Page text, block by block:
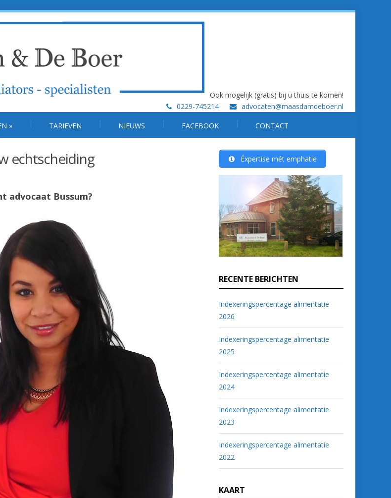
Ook mogelijk (gratis) bij u thuis te komen!
0229-745214
advocaten@maasdamdeboer.nl
» TARIEVEN NIEUWS FACEBOOK CONTACT
echtscheiding
advocaat Bussum?
Éxpertise mét emphatie
RECENTE BERICHTEN
Indexeringspercentage alimentatie
2026
Indexeringspercentage alimentatie
2025
Indexeringspercentage alimentatie
2024
Indexeringspercentage alimentatie
2023
Indexeringspercentage alimentatie
2022
KAART